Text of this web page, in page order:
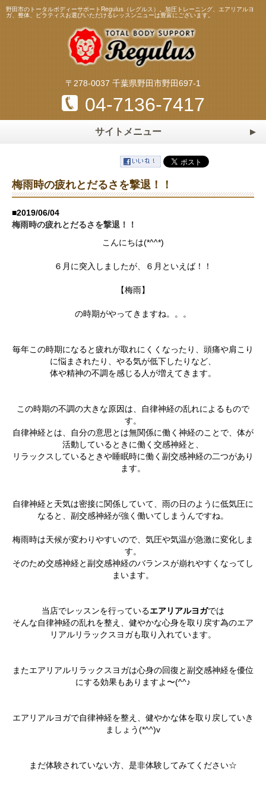
野田市のトータルボディーサポートRegulus（レグルス）。加圧トレーニング、エアリアルヨ
ガ、整体、ピラティスお選びいただけるレッスンニューは豊富にございます。
〒278-0037 千葉県野田市野田697-1
04-7136-7417
サイトメニュー
トレーニング・レッスンメニュー
エアリアルヨガ
パーソナルトレーニング パーソナルストレッチ
整体・リフレクソロジー マタニティ＆ベビーヨガ
料金表
梅雨時の疲れとだるさを撃退！！
■2019/06/04
梅雨時の疲れとだるさを撃退！！
こんにちは(*^^*)
６月に突入しましたが、６月といえば！！
【梅雨】
の時期がやってきますね。。。
毎年この時期になると疲れが取れにくくなったり、頭痛や肩こり
に悩まされたり、やる気が低下したりなど、
体や精神の不調を感じる人が増えてきます。
この時期の不調の大きな原因は、 自律神経の乱れによるもので
す。
自律神経とは、自分の意思とは無関係に働く神経のことで、体が
活動しているときに働く 交感神経と、
リラックスしているときや睡眠時に働く 副交感神経の二つがあり
ます。
自律神経と天気は密接に関係していて、雨の日のように低気圧に
なると、副交感神経が強く働いてしまうんですね。
梅雨時は天候が変わりやすいので、気圧や気温が急激に変化しま
す。
そのため交感神経と副交感神経のバランスが崩れやすくなってし
まいます。
当店でレッスンを行っているエアリアルヨガでは
そんな自律神経の乱れを整え、健やかな心身を取り戻す為のエア
リアルリラックスヨガも取り入れています。
またエアリアルリラックスヨガは心身の回復と副交感神経を優位
にする効果もありますよ〜(^^♪
エアリアルヨガで自律神経を整え、健やかな体を取り戻していき
ましょう(*^^)v
まだ体験されていない方、是非体験してみてください☆